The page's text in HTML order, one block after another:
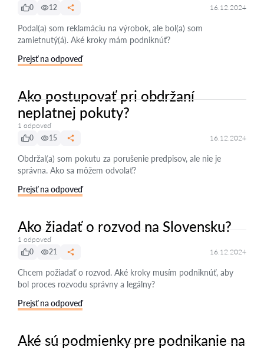
0
12 16.12.2024
Podal(a) som reklamáciu na výrobok, ale bol(a) som
zamietnutý(á). Aké kroky mám podniknúť?
Prejsť na odpoveď
Ako postupovať pri obdržaní
neplatnej pokuty?
1 odpoveď
0
15 16.12.2024
Obdržal(a) som pokutu za porušenie predpisov, ale nie je
správna. Ako sa môžem odvolať?
Prejsť na odpoveď
Ako žiadať o rozvod na Slovensku?
1 odpoveď
0
21 16.12.2024
Chcem požiadať o rozvod. Aké kroky musím podniknúť, aby
bol proces rozvodu správny a legálny?
Prejsť na odpoveď
Aké sú podmienky pre podnikanie na